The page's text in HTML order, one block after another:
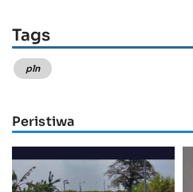
Tags
pln
Peristiwa